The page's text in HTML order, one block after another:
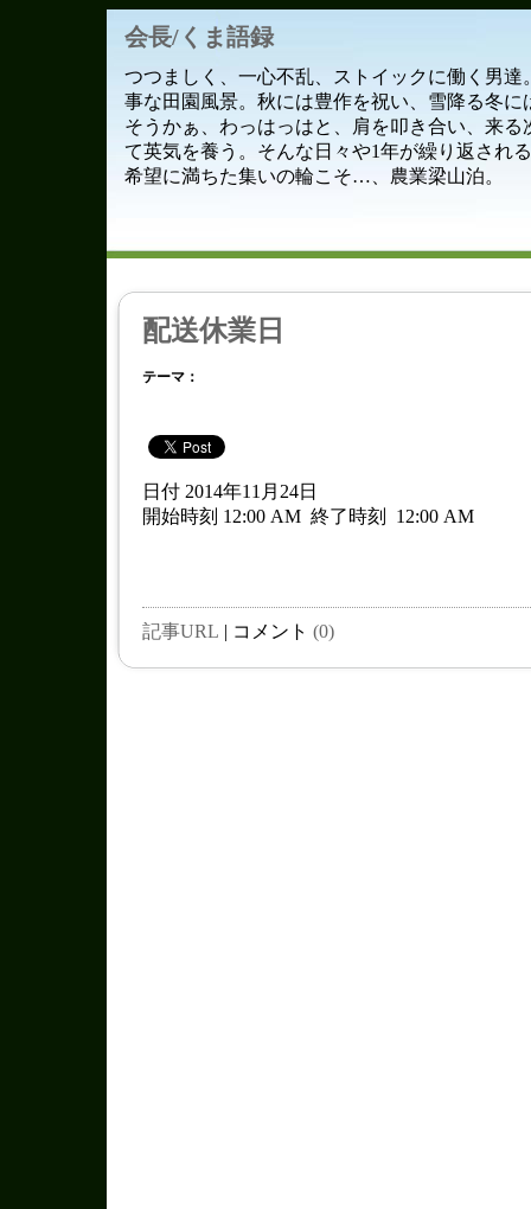
会長/くま語録
つつましく、一心不乱、ストイックに働く男達
事な田園風景。秋には豊作を祝い、雪降る冬に
そうかぁ、わっはっはと、肩を叩き合い、来る
て英気を養う。そんな日々や1年が繰り返され
希望に満ちた集いの輪こそ…、農業梁山泊。
配送休業日
テーマ：
日付 2014年11月24日
開始時刻 12:00 AM 終了時刻 12:00 AM
記事URL | コメント (0)